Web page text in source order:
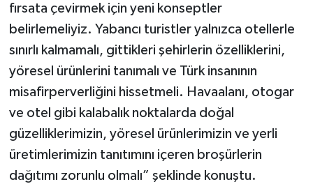
fırsata çevirmek için yeni konseptler
belirlemeliyiz. Yabancı turistler yalnızca otellerle
sınırlı kalmamalı, gittikleri şehirlerin özelliklerini,
yöresel ürünlerini tanımalı ve Türk insanının
misafirperverliğini hissetmeli. Havaalanı, otogar
ve otel gibi kalabalık noktalarda doğal
güzelliklerimizin, yöresel ürünlerimizin ve yerli
üretimlerimizin tanıtımını içeren broşürlerin
dağıtımı zorunlu olmalı” şeklinde konuştu.